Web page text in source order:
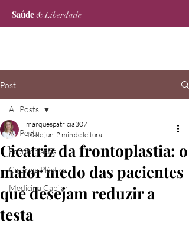
Saúde& Liberdade
Post
All Posts
Frontoplastia
Cirurgia Plástica
Medicina Capilar
All Posts
Cicatriz da frontoplastia: o
maior medo das pacientes
que desejam reduzir a
testa
marquespatricia307
10 de jun. 2 min de leitura